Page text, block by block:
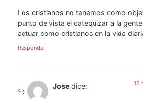
Los cristianos no tenemos como
punto de vista el catequizar a la
actuar como cristianos en la vida
Responder
Jose dice: 13